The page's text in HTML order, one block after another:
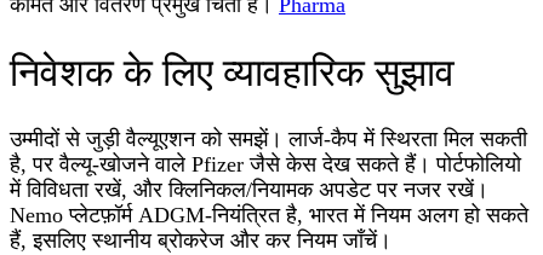
निवेशक के लिए व्यावहारिक सुझाव
उम्मीदों से जुड़ी वैल्यूएशन को समझें। लार्ज-कैप में स्थिरता मिल सकती
है, पर वैल्यू-खोजने वाले Pfizer जैसे केस देख सकते हैं। पोर्टफोलियो
में विविधता रखें, और क्लिनिकल/नियामक अपडेट पर नजर रखें।
Nemo प्लेटफ़ॉर्म ADGM-नियंत्रित है, भारत में नियम अलग हो सकते
हैं, इसलिए स्थानीय ब्रोकरेज और कर नियम जाँचें।